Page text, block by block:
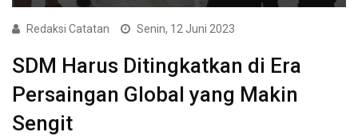
Redaksi Catatan Senin, 12 Juni 2023
SDM Harus Ditingkatkan di Era
Persaingan Global yang Makin
Sengit